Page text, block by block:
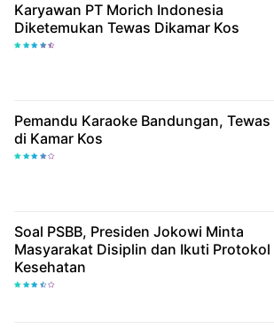
Karyawan PT Morich Indonesia
Diketemukan Tewas Dikamar Kos
Pemandu Karaoke Bandungan, Tewas
di Kamar Kos
Soal PSBB, Presiden Jokowi Minta
Masyarakat Disiplin dan Ikuti Protokol
Kesehatan